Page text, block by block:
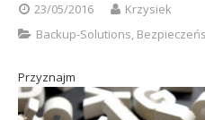
Kerio
Serwery pocztowe
Sophos
Szkolenia
Kontakt
Polityka prywatności
23/05/2016
Krzysiek
Backup-Solutions,
Przyznajm